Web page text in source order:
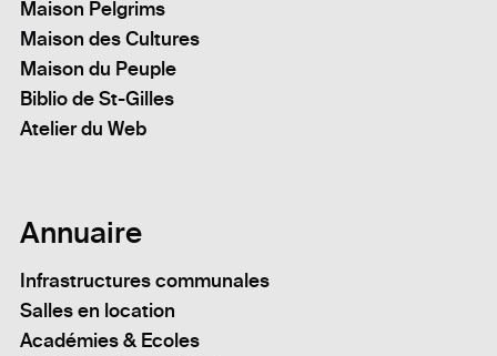
Maison Pelgrims
Maison des Cultures
Maison du Peuple
Biblio de St-Gilles
Atelier du Web
Annuaire
Infrastructures communales
Salles en location
Académies & Ecoles